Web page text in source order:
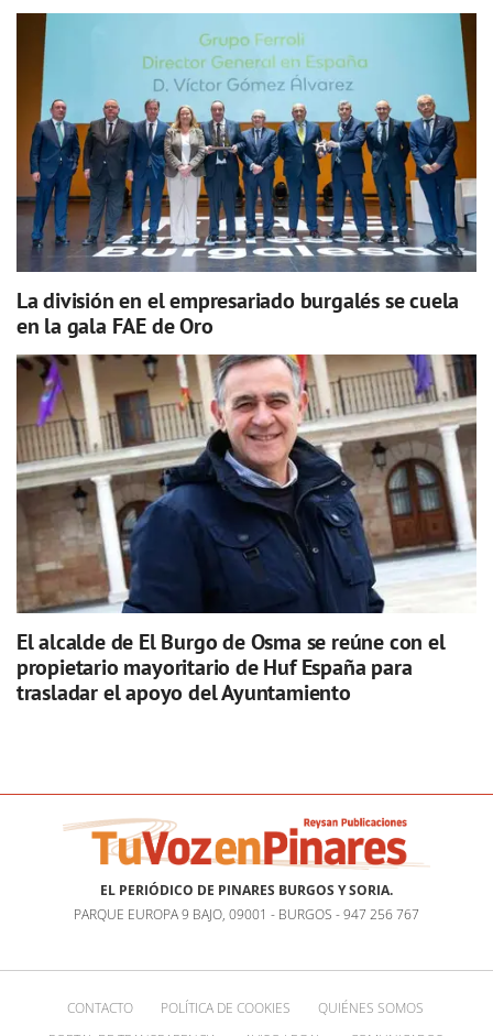
La división en el empresariado burgalés se cuela
en la gala FAE de Oro
El alcalde de El Burgo de Osma se reúne con el
propietario mayoritario de Huf España para
trasladar el apoyo del Ayuntamiento
EL PERIÓDICO DE PINARES BURGOS Y SORIA.
PARQUE EUROPA 9 BAJO, 09001 - BURGOS - 947 256 767
CONTACTO POLÍTICA DE COOKIES
QUIÉNES SOMOS